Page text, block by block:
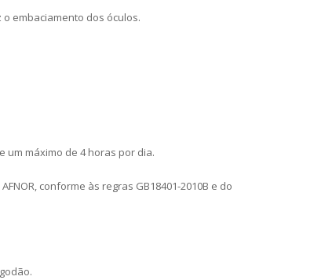
embaciamento dos óculos.
um máximo de 4 horas por dia.
conforme às regras GB18401-2010B e do